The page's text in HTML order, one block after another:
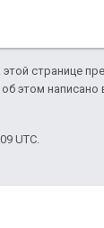
этой странице
об этом написано
UTC.